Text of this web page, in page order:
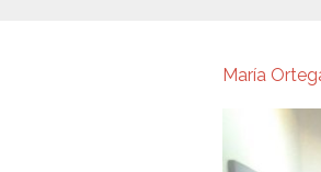
María